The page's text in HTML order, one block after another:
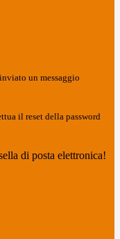
un messaggio
il reset della password
di posta elettronica!